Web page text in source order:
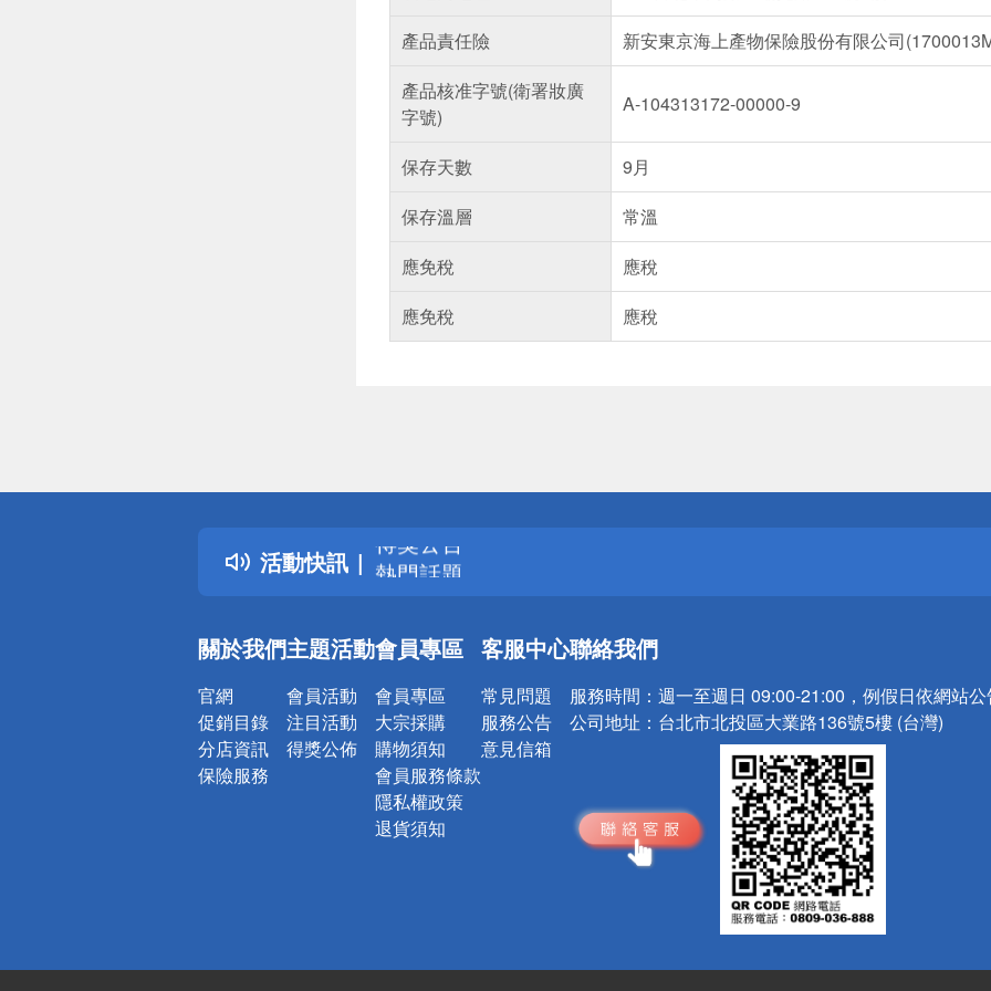
產品責任險
新安東京海上產物保險股份有限公司
產品核准字號(衛署妝廣
字號)
A-104313172-00000-9
保存天數
9月
保存溫層
常溫
應免稅
應稅
應免稅
應稅
活動快訊
詐騙網頁！請小心！
得獎公告
熱門話題
銀行優惠
詐騙網頁！請小心！
關於我們
官網
促銷目錄
分店資訊
保險服務
主題活動
會員活動
注目活動
得獎公佈
會員專區
會員專區
大宗採購
購物須知
會員服務條款
隱私權政策
退貨須知
客服中心
常見問題
服務公告
意見信箱
聯絡我們
服務時間： 週一至週日 09:00-21:00，例假日依網站
公司地址： 台北市北投區大業路136號5樓 (台灣)